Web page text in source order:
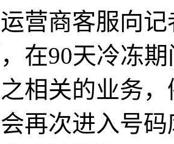
商客服向记
在90天冷冻
相关的业务
再次进入号